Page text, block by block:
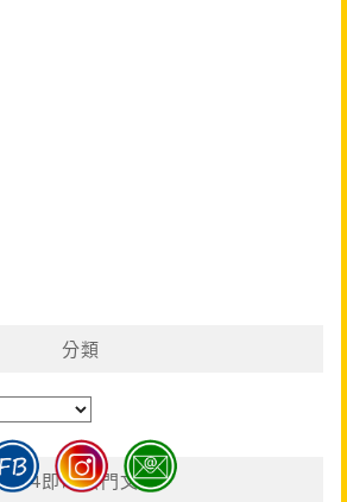
分類
GA4即時熱門文章